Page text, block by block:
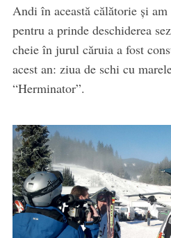
Andi în această călătorie şi
pentru a prinde deschiderea
cheie în jurul căruia a fost
acest an: ziua de schi cu
“Herminator”.